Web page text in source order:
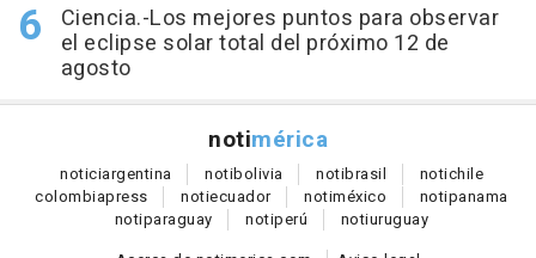
Ciencia.-Los mejores puntos para observar
el eclipse solar total del próximo 12 de
agosto
notimérica
noticiargentina notibolivia notibrasil notichile
colombiapress notiecuador notiméxico notipanama
notiparaguay notiperú notiuruguay